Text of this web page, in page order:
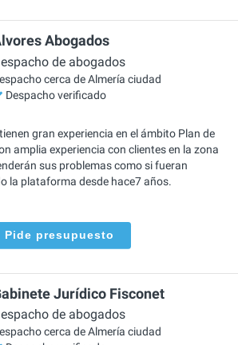
Abogados
de abogados
cerca de Almería ciudad
Despacho verificado
gran experiencia en el ámbito Plan de
amplia experiencia con clientes en la zona
sus problemas como si fueran
la plataforma desde hace7 años.
Pide presupuesto
Jurídico Fisconet
de abogados
cerca de Almería ciudad